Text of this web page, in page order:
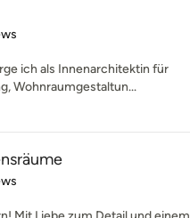
ich als Innenarchitektin für
Wohnraumgestaltun...